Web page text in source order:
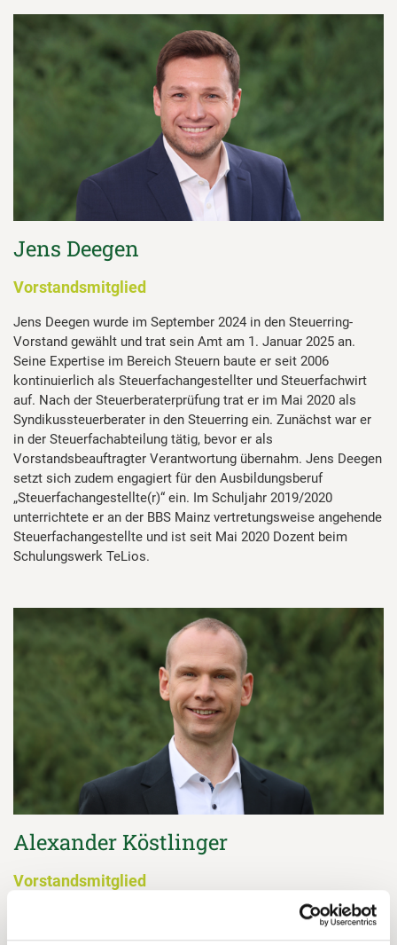
Jens Deegen
Vorstandsmitglied
Jens Deegen wurde im September 2024 in den Steuerring-
Vorstand gewählt und trat sein Amt am 1. Januar 2025 an.
Seine Expertise im Bereich Steuern baute er seit 2006
kontinuierlich als Steuerfachangestellter und Steuerfachwirt
auf. Nach der Steuerberaterprüfung trat er im Mai 2020 als
Syndikussteuerberater in den Steuerring ein. Zunächst war er
in der Steuerfachabteilung tätig, bevor er als
Vorstandsbeauftragter Verantwortung übernahm. Jens Deegen
setzt sich zudem engagiert für den Ausbildungsberuf
„Steuerfachangestellte(r)“ ein. Im Schuljahr 2019/2020
unterrichtete er an der BBS Mainz vertretungsweise angehende
Steuerfachangestellte und ist seit Mai 2020 Dozent beim
Schulungswerk TeLios.
Alexander Köstlinger
Vorstandsmitglied
Alexander Köstlinger hat eine Ausbildung zum Groß- und